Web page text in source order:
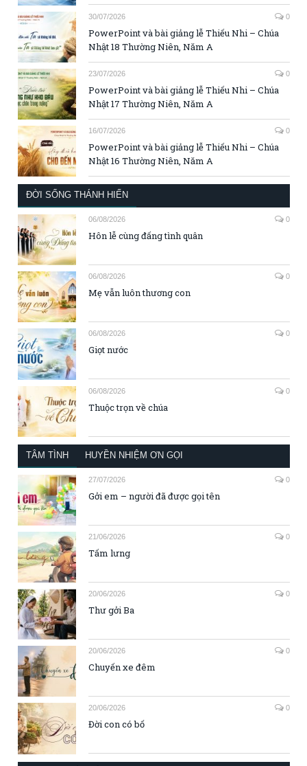
30/07/2026 0
PowerPoint và bài giảng lễ Thiếu Nhi – Chúa
Nhật 18 Thường Niên, Năm A
23/07/2026 0
PowerPoint và bài giảng lễ Thiếu Nhi – Chúa
Nhật 17 Thường Niên, Năm A
16/07/2026 0
PowerPoint và bài giảng lễ Thiếu Nhi – Chúa
Nhật 16 Thường Niên, Năm A
ĐỜI SỐNG THÁNH HIẾN
06/08/2026 0
Hôn lễ cùng đấng tình quân
06/08/2026 0
Mẹ vẫn luôn thương con
06/08/2026 0
Giọt nước
06/08/2026 0
Thuộc trọn về chúa
TÂM TÌNH HUYỀN NHIỆM ƠN GỌI
27/07/2026 0
Gởi em – người đã được gọi tên
21/06/2026 0
Tấm lưng
20/06/2026 0
Thư gởi Ba
20/06/2026 0
Chuyến xe đêm
20/06/2026 0
Đời con có bố